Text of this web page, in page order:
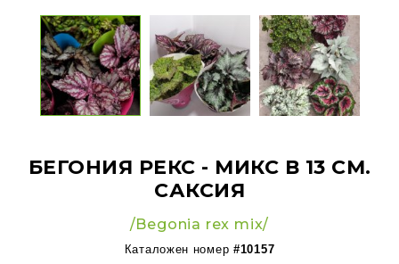
БЕГОНИЯ РЕКС - МИКС В 13 СМ.
САКСИЯ
/Begonia rex mix/
Каталожен номер#10157